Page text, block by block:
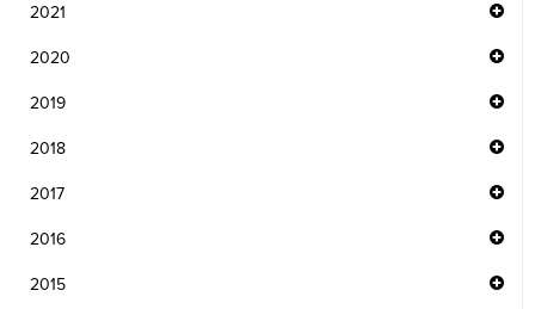
2021
2020
2019
2018
2017
2016
2015